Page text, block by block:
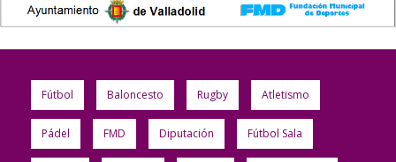
Fútbol Baloncesto Rugby Atletismo
Pádel FMD Diputación Fútbol Sala